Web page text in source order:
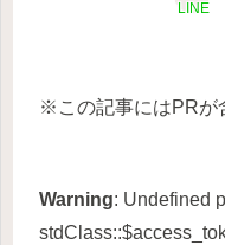
LINE
※この記事にはPRが
Warning: Undefined